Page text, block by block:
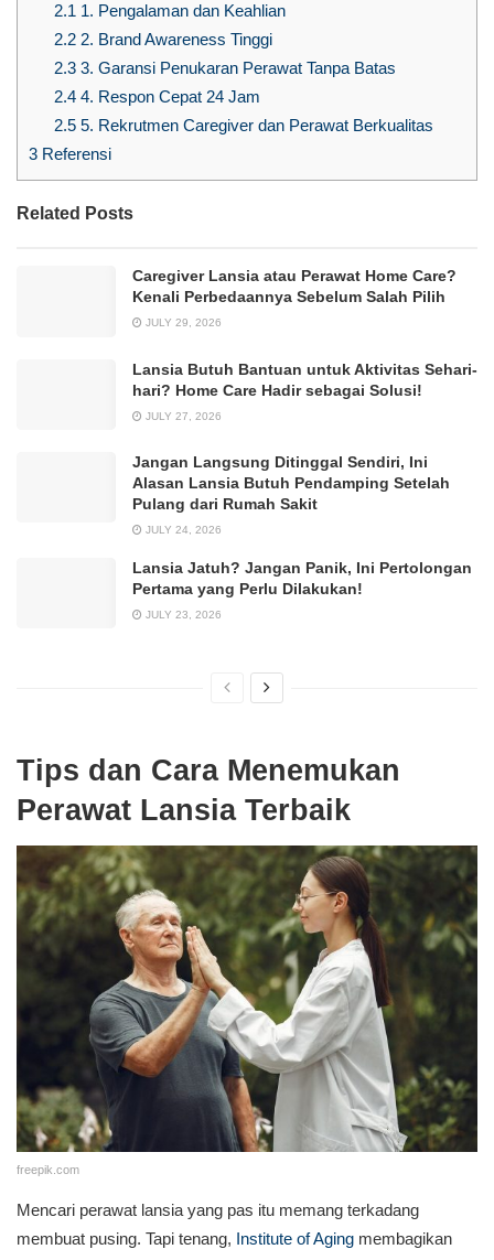
2.11. Pengalaman dan Keahlian
2.22. Brand Awareness Tinggi
2.33. Garansi Penukaran Perawat Tanpa Batas
2.44. Respon Cepat 24 Jam
2.55. Rekrutmen Caregiver dan Perawat Berkualitas
3 Referensi
Related Posts
Caregiver Lansia atau Perawat Home Care?
Kenali Perbedaannya Sebelum Salah Pilih
JULY 29, 2026
Lansia Butuh Bantuan untuk Aktivitas Sehari-
hari? Home Care Hadir sebagai Solusi!
JULY 27, 2026
Jangan Langsung Ditinggal Sendiri, Ini
Alasan Lansia Butuh Pendamping Setelah
Pulang dari Rumah Sakit
JULY 24, 2026
Lansia Jatuh? Jangan Panik, Ini Pertolongan
Pertama yang Perlu Dilakukan!
JULY 23, 2026
Tips dan Cara Menemukan
Perawat Lansia Terbaik
freepik.com
Mencari perawat lansia yang pas itu memang terkadang
membuat pusing. Tapi tenang, Institute of Aging membagikan